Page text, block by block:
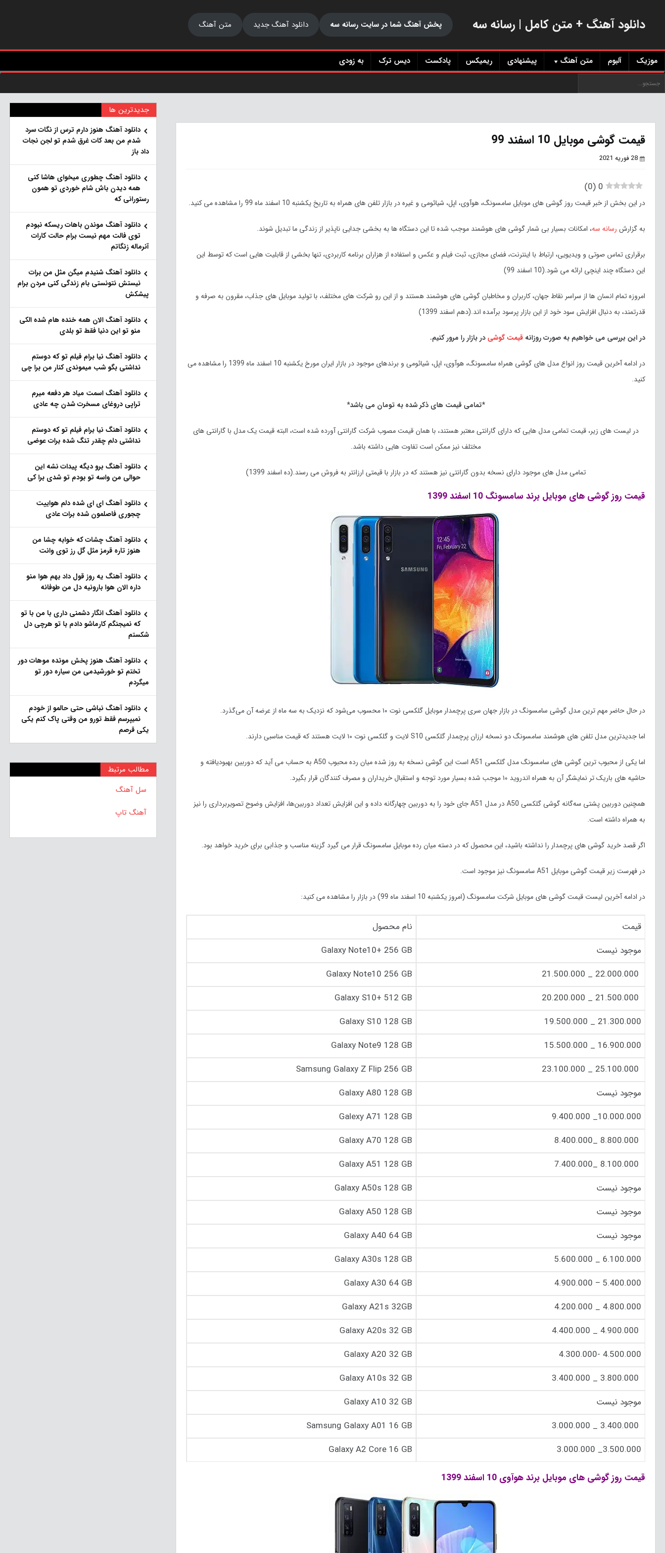
دانلود آهنگ + متن کامل | رسانه سه پخش آهنگ شما در سایت رسانه سه دانلود آهنگ جدید متن آهنگ
موزیک آلبوم متن آهنگ پیشنهادی ریمیکس پادکست دیس ترک به زودی
قیمت گوشی موبایل 10 اسفند 99
28 فوریه 2021
0
(
0
)
در این بخش از خبر قیمت روز گوشی های موبایل سامسونگ، هوآوی، اپل، شیائومی و غیره در بازار تلفن های همراه به تاریخ یکشنبه 10 اسفند ماه 99 را مشاهده می کنید.
به گزارش رسانه سه، امکانات بسیار بی شمار گوشی های هوشمند موجب شده تا این دستگاه ها به بخشی جدایی ناپذیر از زندگی ما تبدیل شوند.
برقراری تماس صوتی و ویدیویی، ارتباط با اینترنت، فضای مجازی، ثبت فیلم و عکس و استفاده از هزاران برنامه کاربردی، تنها بخشی از قابلیت هایی است که توسط این
این دستگاه چند اینچی ارائه می شود.(10 اسفند 99)
امروزه تمام انسان ها از سراسر نقاط جهان، کاربران و مخاطبان گوشی های هوشمند هستند و از این رو شرکت های مختلف، با تولید موبایل های جذاب، مقرون به صرفه و
قدرتمند، به دنبال افزایش سود خود از این بازار پرسود برآمده اند.(دهم اسفند 1399)
در این بررسی می خواهیم به صورت روزانه قیمت گوشی در بازار را مرور کنیم.
در ادامه آخرین قیمت روز انواع مدل های گوشی همراه سامسونگ، هوآوی، اپل، شیائومی و برندهای موجود در بازار ایران مورخیکشنبه 10 اسفند ماه 1399
را مشاهده می
کنید.
*تمامی قیمت های ذکر شده به تومان می باشد*
در لیست های زیر، قیمت تمامی مدل هایی که دارای گارانتی معتبر هستند، با همان قیمت مصوب شرکت گارانتی آورده شده است، البته قیمت یک مدل با گارانتی های
مختلف نیز ممکن است تفاوت هایی داشته باشد.
تمامی مدل های موجود دارای نسخه بدون گارانتی نیز هستند که در بازار با قیمتی ارزانتر به فروش می رسند.(ده اسفند 1399)
قیمت روز گوشی های موبایل برند سامسونگ 10 اسفند 1399
در حال حاضر مهم ترین مدل گوشی سامسونگ در بازار جهان سری پرچمدار موبایل گلکسی نوت ۱۰ محسوب می‌شود که نزدیک به سه ماه از عرضه آن می‌گذرد.
اما جدیدترین مدل تلفن های هوشمند سامسونگ دو نسخه ارزان پرچمدار گلکسی S10 لایت و گلکسی نوت ۱۰ لایت هستند که قیمت مناسبی دارند.
اما یکی از محبوب ترین گوشی های سامسونگ مدل گلکسی A51 است این گوشی نسخه به روز شده میان رده محبوب A50 به حساب می آید که دوربین بهبودیافته و
حاشیه های باریک تر نمایشگر آن به‌ همراه اندروید ۱۰ موجب شده بسیار مورد توجه و استقبال خریداران و مصرف کنندگان قرار بگیرد.
همچنین دوربین پشتی سه‌گانه گوشی گلکسی A50 در مدل A51 جای خود را به دوربین چهارگانه داده و این افزایش تعداد دوربین‌ها، افزایش وضوح تصویربرداری را نیز
به همراه داشته است.
اگر قصد خرید گوشی های پرچمدار را نداشته باشید، این محصول که در دسته میان رده موبایل سامسونگ قرار می گیرد گزینه مناسب و جذابی برای خرید خواهد بود.
در فهرست زیر قیمت گوشی موبایل A51 سامسونگ نیز موجود است.
در ادامه آخرین لیست قیمت گوشی های موبایل شرکت سامسونگ (امروز یکشنبه 10 اسفند ماه 99) در بازار را مشاهده می کنید:
قیمت
نام محصول
موجود نیست
Galaxy Note10+ 256 GB
Galaxy Note10 256 GB
Galaxy S10+ 512 GB
21.300.000 _ 19.500.000
Galaxy S10 128 GB
16.900.000 _ 15.500.000
Galaxy Note9 128 GB
Samsung Galaxy Z Flip 256 GB
موجود نیست
Galaxy A80 128 GB
10.000.000_ 9.400.000
Galexy A71 128 GB
Galaxy A70 128 GB
Galaxy A51 128 GB
موجود نیست
Galaxy A50s 128 GB
موجود نیست
Galaxy A50 128 GB
موجود نیست
Galaxy A40 64 GB
6.100.000 _ 5.600.000
Galaxy A30s 128 GB
5.400.000 – 4.900.000
Galaxy A30 64 GB
4.800.000 _ 4.200.000
Galaxy A21s 32GB
Galaxy A20s 32 GB
4.500.000 -4.300.000
Galaxy A20 32 GB
Galaxy A10s 32 GB
موجود نیست
Galaxy A10 32 GB
Samsung Galaxy A01 16 GB
3.500.000_ 3.000.000
Galaxy A2 Core 16 GB
قیمت روز گوشی های موبایل برند هوآوی 10 اسفند 1399
جدیدترین ها
دانلود آهنگ هنو‌ز دارم ترس از نگات سرد
شدم من بعد کات غرق شدم تو لجن نجات
داد باز
دانلود آهنگ چطوری میخوای هاشا کنی
همه دیدن باش شام خوردی تو همون
رستورانی که
دانلود آهنگ موندن باهات ریسکه نبودم
توی فالت مهم نیست برام حالت کارات
آنرماله زنگاتم
دانلود آهنگ شنیدم میگن مثل من برات
نیستش نتونستی بام زندگی کنی مردن برام
پیشکش
دانلود آهنگ الان همه خنده هام شده الکی
منو تو این دنیا فقط تو بلدی
دانلود آهنگ نیا برام فیلم تو‌ که دوستم
نداشتی بگو شب میموندی کنار من برا چی
دانلود آهنگ اسمت میاد هر دفعه میرم
تراپی دروغای مسخرت شدن چه عادی
دانلود آهنگ نیا برام فیلم تو‌ که دوستم
نداشتی دلم چقدر تنگ شده برات عوضی
دانلود آهنگ برو دیگه پیدات نشه این
حوالی من واسه تو‌ بودم تو شدی برا کی
دانلود آهنگ ای ای شده دلم هواییت
چجوری فاصلمون شده برات عادی
دانلود آهنگ چشات که خوابه چشا من
هنوز تاره قرمز مثل گل رز توی وانت
دانلود آهنگ یه روز قول داد بهم هوا منو
داره الان هوا بارونیه دل من طوفانه
دانلود آهنگ انگار دشمنی داری با من با تو
که نمیجنگم کارماشو دادم با تو هرچی دل
شکستم
دانلود آهنگ هنوز پخش مونده موهات دور
تختم تو خورشیدمی من سیاره دور تو
میگردم
دانلود آهنگ نباشی حتی حالمو از خودم
نمیپرسم فقط تورو من وقتی پاک کنم یکی
یکی قرصم
مطالب مرتبط
سل آهنگ
آهنگ تاپ